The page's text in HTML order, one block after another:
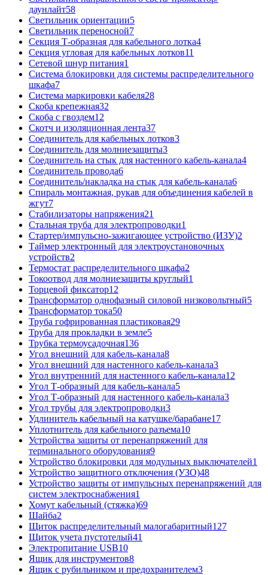
даунлайт58
Светильник ориентации5
Светильник переносной7
Секция Т-образная для кабельного лотка4
Секция угловая для кабельных лотков11
Сетевой шнур питания1
Система блокировки для системы распределительного
шкафа7
Система маркировки кабеля28
Скоба крепежная32
Скоба с гвоздем12
Скотч и изоляционная лента37
Соединитель для кабельных лотков3
Соединитель для молниезащиты3
Соединитель на стык для настенного кабель-канала4
Соединитель провода6
Соединитель/накладка на стык для кабель-канала6
Спираль монтажная, рукав для объединения кабелей в
жгут7
Стабилизаторы напряжения21
Стальная труба для электропроводки1
Стартер/импульсно-зажигающее устройство (ИЗУ)2
Таймер электронный для электроустановочных
устройств2
Термостат распределительного шкафа2
Токоотвод для молниезащиты круглый1
Торцевой фиксатор12
Трансформатор однофазный силовой низковольтный5
Трансформатор тока50
Труба гофрированная пластиковая29
Труба для прокладки в земле5
Трубка термоусадочная136
Угол внешний для кабель-канала8
Угол внешний для настенного кабель-канала3
Угол внутренний для настенного кабель-канала12
Угол Т-образный для кабель-канала5
Угол Т-образный для настенного кабель-канала3
Угол трубы для электропроводки3
Удлинитель кабельный на катушке/барабане17
Уплотнитель для кабельного разъема10
Устройства защиты от перенапряжений для
терминального оборудования9
Устройство блокировки для модульных выключателей1
Устройство защитного отключения (УЗО)48
Устройство защиты от импульсных перенапряжений для
систем электроснабжения1
Хомут кабельный (стяжка)69
Шайба2
Щиток распределительный малогабаритный127
Щиток учета пустотелый41
Электропитание USB10
Ящик для инструментов8
Ящик с рубильником и предохранителем3